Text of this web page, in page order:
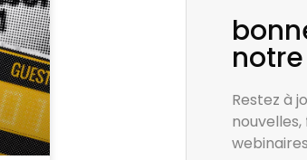
Restez à
webinaires